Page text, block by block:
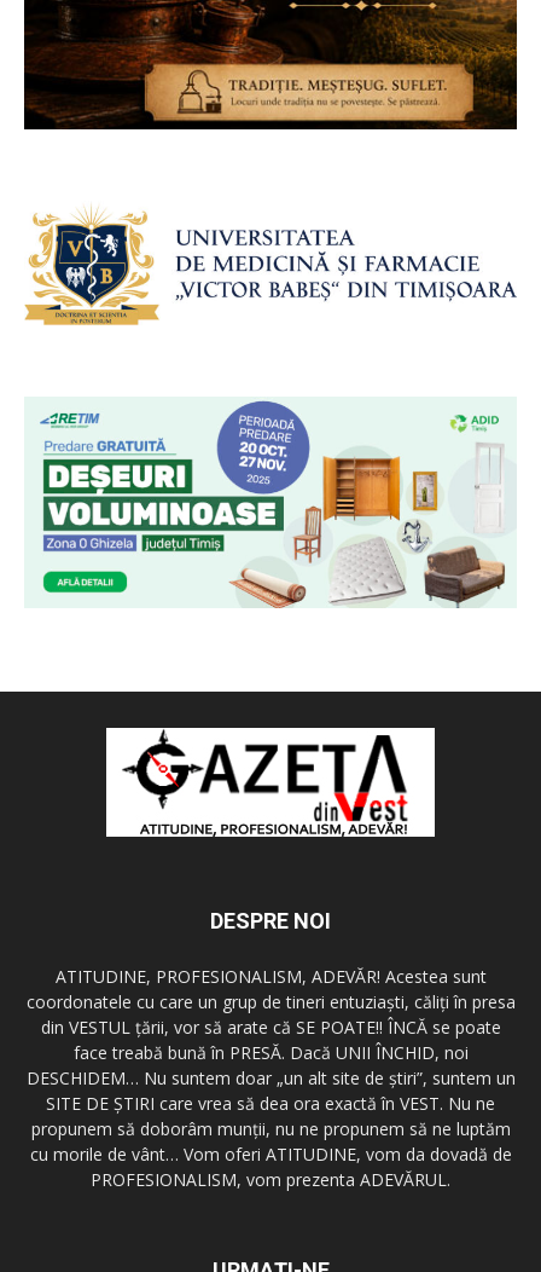
DESPRE NOI
ATITUDINE, PROFESIONALISM, ADEVĂR! Acestea sunt
coordonatele cu care un grup de tineri entuziaşti, căliţi în presa
din VESTUL ţării, vor să arate că SE POATE!! ÎNCĂ se poate
face treabă bună în PRESĂ. Dacă UNII ÎNCHID, noi
DESCHIDEM… Nu suntem doar „un alt site de ştiri”, suntem un
SITE DE ŞTIRI care vrea să dea ora exactă în VEST. Nu ne
propunem să doborâm munţii, nu ne propunem să ne luptăm
cu morile de vânt… Vom oferi ATITUDINE, vom da dovadă de
PROFESIONALISM, vom prezenta ADEVĂRUL.